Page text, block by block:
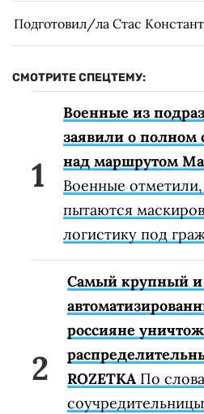
Подготовил/ла Стас
СМОТРИТЕ СПЕЦТЕМУ:
Военные из
заявили о полном
над маршрутом
Военные
пытаются
логистику под
Самый крупный и
россияне
ROZETKA По